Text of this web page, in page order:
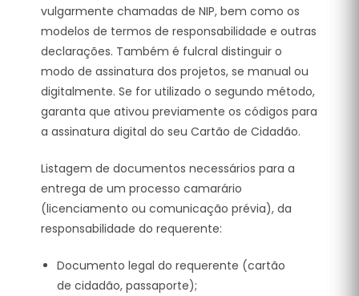
vulgarmente chamadas de NIP, bem como os
modelos de termos de responsabilidade e outras
declarações. Também é fulcral distinguir o
modo de assinatura dos projetos, se manual ou
digitalmente. Se for utilizado o segundo método,
garanta que ativou previamente os códigos para
a assinatura digital do seu Cartão de Cidadão.
Listagem de documentos necessários para a
entrega de um processo camarário
(licenciamento ou comunicação prévia), da
responsabilidade do requerente:
Documento legal do requerente (cartão
de cidadão, passaporte);